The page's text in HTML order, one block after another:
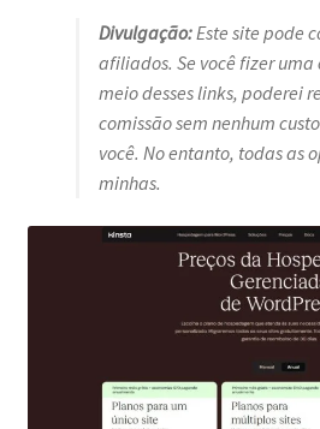
Divulgação:Este site pode
afiliados. Se você fizer
meio desses links, poderei
comissão sem nenhum
você. No entanto, todas as
minhas.